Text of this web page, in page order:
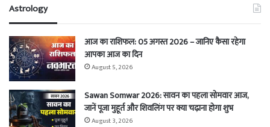
Astrology
आज का राशिफल: 05 अगस्त 2026 – जानिए कैसा रहेगा
आपका आज का दिन
August 5, 2026
Sawan Somwar 2026: सावन का पहला सोमवार आज,
जानें पूजा मुहूर्त और शिवलिंग पर क्या चढ़ाना होगा शुभ
August 3, 2026